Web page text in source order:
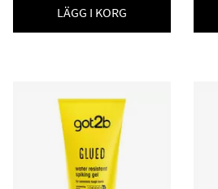
LÄGG I KORG